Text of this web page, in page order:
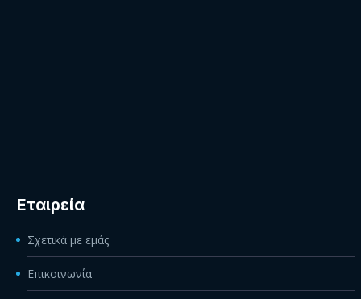
Εταιρεία
Σχετικά με εμάς
Επικοινωνία